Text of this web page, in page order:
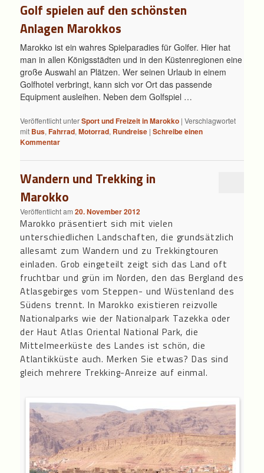
Golf spielen auf den schönsten
Anlagen Marokkos
Marokko ist ein wahres Spielparadies für Golfer. Hier hat
man in allen Königsstädten und in den Küstenregionen eine
große Auswahl an Plätzen. Wer seinen Urlaub in einem
Golfhotel verbringt, kann sich vor Ort das passende
Equipment ausleihen. Neben dem Golfspiel …
Veröffentlicht unterSport und Freizeit in Marokko |Verschlagwortet
mit Bus,Fahrrad,Motorrad, Rundreise |Schreibe einen
Kommentar
Wandern und Trekking in
Marokko
Veröffentlicht am20. November 2012
Marokko präsentiert sich mit vielen
unterschiedlichen Landschaften, die grundsätzlich
allesamt zum Wandern und zu Trekkingtouren
einladen. Grob eingeteilt zeigt sich das Land oft
fruchtbar und grün im Norden, den das Bergland des
Atlasgebirges vom Steppen- und Wüstenland des
Südens trennt. In Marokko existieren reizvolle
Nationalparks wie der Nationalpark Tazekka oder
der Haut Atlas Oriental National Park, die
Mittelmeerküste des Landes ist schön, die
Atlantikküste auch. Merken Sie etwas? Das sind
gleich mehrere Trekking-Anreize auf einmal.